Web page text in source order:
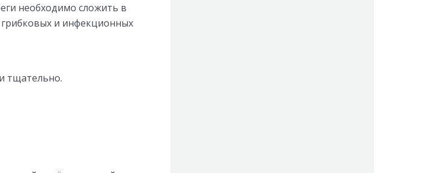
необходимо сложить в
грибковых и инфекционных
тщательно.